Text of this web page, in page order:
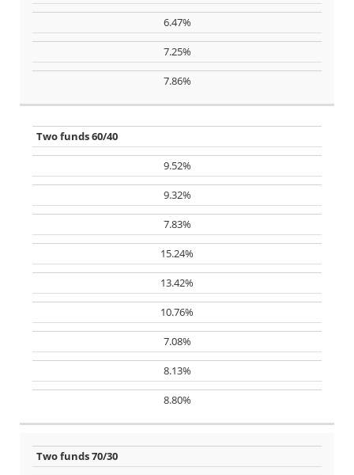
6.47%
7.25%
7.86%
Two funds 60/40
9.52%
9.32%
7.83%
15.24%
13.42%
10.76%
7.08%
8.13%
8.80%
Two funds 70/30